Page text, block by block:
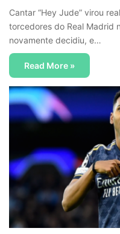
Cantar “Hey Jude” virou
torcedores do Real Madrid
novamente decidiu, e…
Read More »